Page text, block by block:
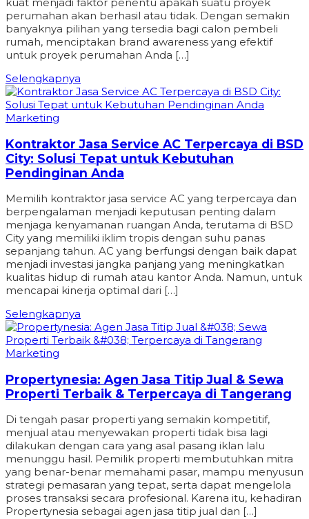
perumahan akan berhasil atau tidak. Dengan semakin
banyaknya pilihan yang tersedia bagi calon pembeli
rumah, menciptakan brand awareness yang efektif
untuk proyek perumahan Anda […]
Selengkapnya
Marketing
Kontraktor Jasa Service AC Terpercaya di BSD
City: Solusi Tepat untuk Kebutuhan
Pendinginan Anda
Memilih kontraktor jasa service AC yang terpercaya dan
berpengalaman menjadi keputusan penting dalam
menjaga kenyamanan ruangan Anda, terutama di BSD
City yang memiliki iklim tropis dengan suhu panas
sepanjang tahun. AC yang berfungsi dengan baik dapat
menjadi investasi jangka panjang yang meningkatkan
kualitas hidup di rumah atau kantor Anda. Namun, untuk
mencapai kinerja optimal dari […]
Selengkapnya
Marketing
Propertynesia: Agen Jasa Titip Jual & Sewa
Properti Terbaik & Terpercaya di Tangerang
Di tengah pasar properti yang semakin kompetitif,
menjual atau menyewakan properti tidak bisa lagi
dilakukan dengan cara yang asal pasang iklan lalu
menunggu hasil. Pemilik properti membutuhkan mitra
yang benar-benar memahami pasar, mampu menyusun
strategi pemasaran yang tepat, serta dapat mengelola
proses transaksi secara profesional. Karena itu, kehadiran
Propertynesia sebagai agen jasa titip jual dan […]